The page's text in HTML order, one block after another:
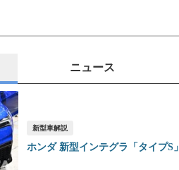
ニュース
新型車解説
ホンダ 新型インテグラ「タイプS